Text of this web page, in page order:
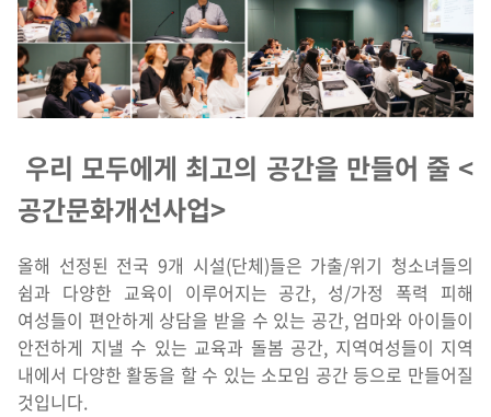
우리 모두에게 최고의 공간을 만들어 줄 <
공간문화개선사업>
올해 선정된 전국 9개 시설(단체)들은 가출/위기 청소녀들의
쉼과 다양한 교육이 이루어지는 공간, 성/가정 폭력 피해
여성들이 편안하게 상담을 받을 수 있는 공간, 엄마와 아이들이
안전하게 지낼 수 있는 교육과 돌봄 공간, 지역여성들이 지역
내에서 다양한 활동을 할 수 있는 소모임 공간 등으로 만들어질
것입니다.